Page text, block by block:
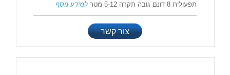
תפעולית 8 דונם גובה תקרה 5-12 מטר
למידע נוסף
צור קשר